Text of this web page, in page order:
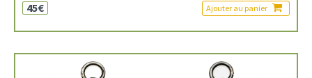
45€ Ajouter au panier